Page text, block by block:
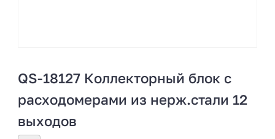
QS-18127 Коллекторный блок с
расходомерами из нерж.стали 12
выходов